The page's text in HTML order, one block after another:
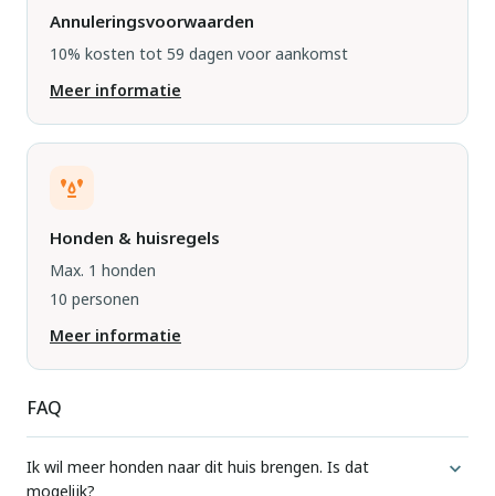
Annuleringsvoorwaarden
10% kosten tot 59 dagen voor aankomst
Meer informatie
Honden & huisregels
Max. 1 honden
10 personen
Meer informatie
FAQ
Ik wil meer honden naar dit huis brengen. Is dat
mogelijk?